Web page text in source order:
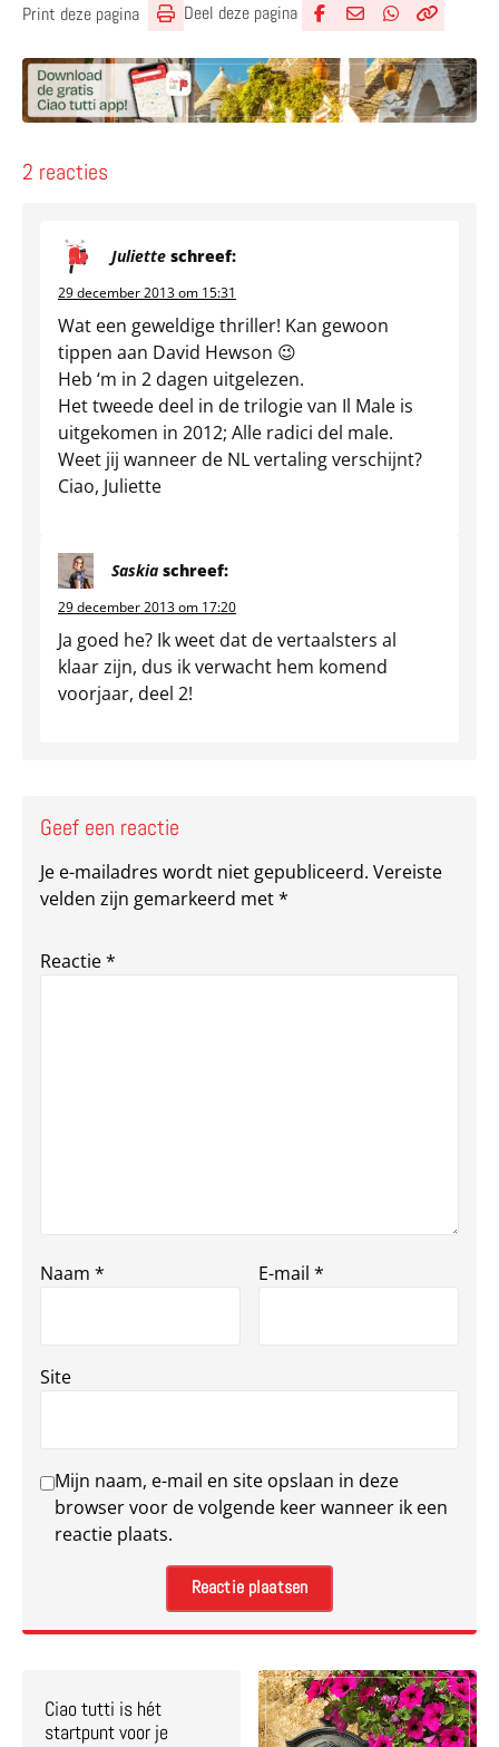
Print deze pagina Deel deze pagina
2 reacties
Juliette schreef:
29 december 2013 om 15:31
Wat een geweldige thriller! Kan gewoon
tippen aan David Hewson 😉
Heb ‘m in 2 dagen uitgelezen.
Het tweede deel in de trilogie van Il Male is
uitgekomen in 2012; Alle radici del male.
Weet jij wanneer de NL vertaling verschijnt?
Ciao, Juliette
Saskia schreef:
29 december 2013 om 17:20
Ja goed he? Ik weet dat de vertaalsters al
klaar zijn, dus ik verwacht hem komend
voorjaar, deel 2!
Geef een reactie
Je e-mailadres wordt niet gepubliceerd. Vereiste
velden zijn gemarkeerd met*
Reactie*
Naam * E-mail *
Site
Mijn naam, e-mail en site opslaan in deze
browser voor de volgende keer wanneer ik een
reactie plaats.
Ciao tutti is hét
startpunt voor je